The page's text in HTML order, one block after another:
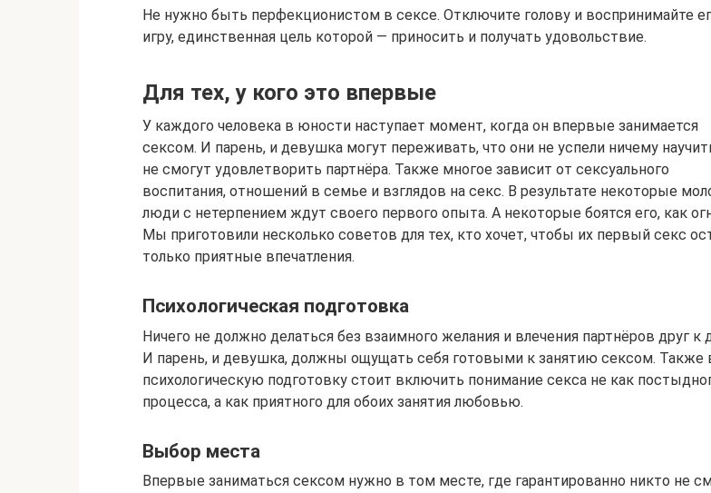
Не нужно быть перфекционистом в сексе. Отключите голову и воспринимайте
игру, единственная цель которой — приносить и получать удовольствие.
Для тех, у кого это впервые
У каждого человека в юности наступает момент, когда он впервые занимается
сексом. И парень, и девушка могут переживать, что они не успели ничему
не смогут удовлетворить партнёра. Также многое зависит от сексуального
воспитания, отношений в семье и взглядов на секс. В результате некоторые
люди с нетерпением ждут своего первого опыта. А некоторые боятся его, как
Мы приготовили несколько советов для тех, кто хочет, чтобы их первый секс
только приятные впечатления.
Психологическая подготовка
Ничего не должно делаться без взаимного желания и влечения партнёров друг к
И парень, и девушка, должны ощущать себя готовыми к занятию сексом. Также
психологическую подготовку стоит включить понимание секса не как
процесса, а как приятного для обоих занятия любовью.
Выбор места
Впервые заниматься сексом нужно в том месте, где гарантированно никто не